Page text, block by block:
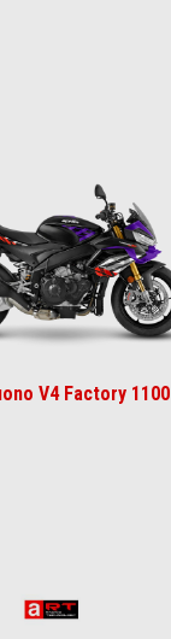
V4 Factory 1100